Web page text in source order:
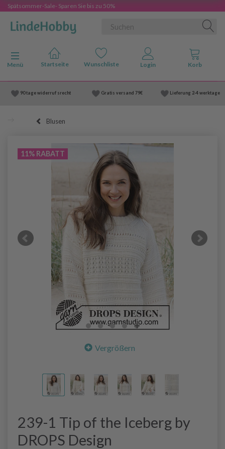
Spätsommer-Sale- Sparen Sie bis zu 50%
Anzeige ändern
Menü
90 tage widerruf srecht Gratis versand 79€ Lieferung 2-4 werktage
Blusen
11% RABATT
Vergrößern
239-1 Tip of the Iceberg by
DROPS Design